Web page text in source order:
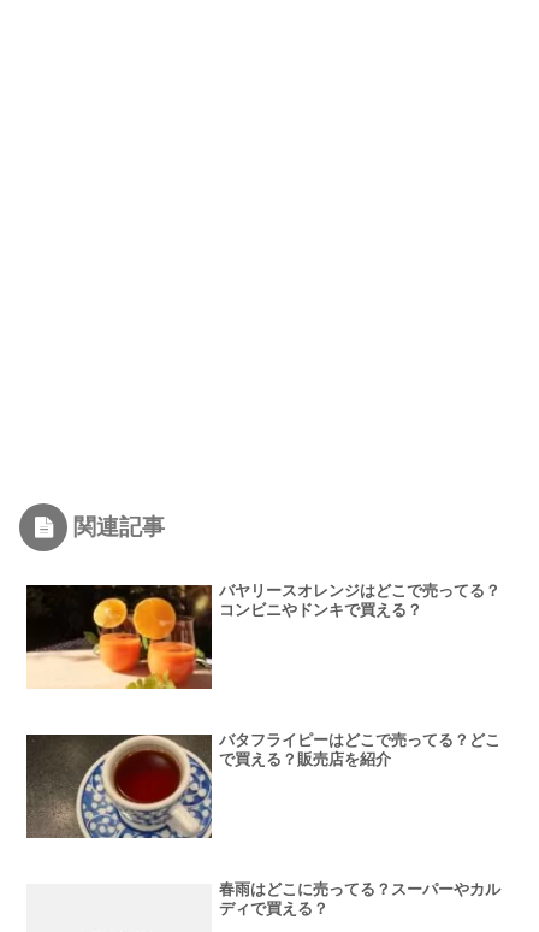
関連記事
バヤリースオレンジはどこで売ってる？
コンビニやドンキで買える？
バタフライピーはどこで売ってる？どこ
で買える？販売店を紹介
春雨はどこに売ってる？スーパーやカル
ディで買える？